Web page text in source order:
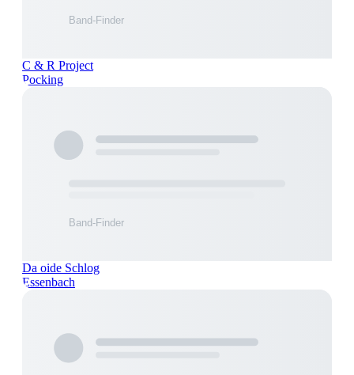
C & R Project
Pocking
Da oide Schlog
Essenbach